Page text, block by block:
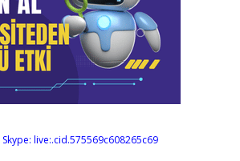
Skype: live:.cid.575569c608265c69